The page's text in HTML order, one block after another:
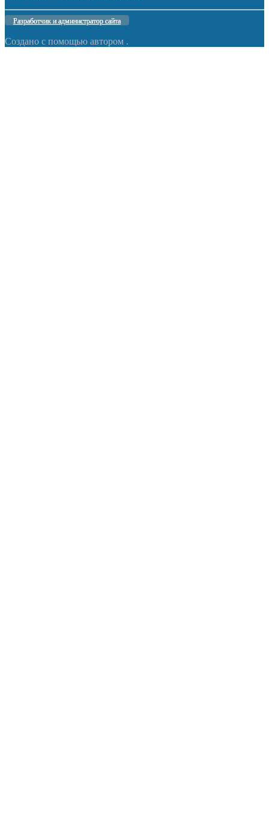
Разработчик и администратор сайта
Создано с помощью автором .